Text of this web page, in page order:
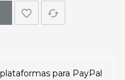
favorite_border cached
para PayPal